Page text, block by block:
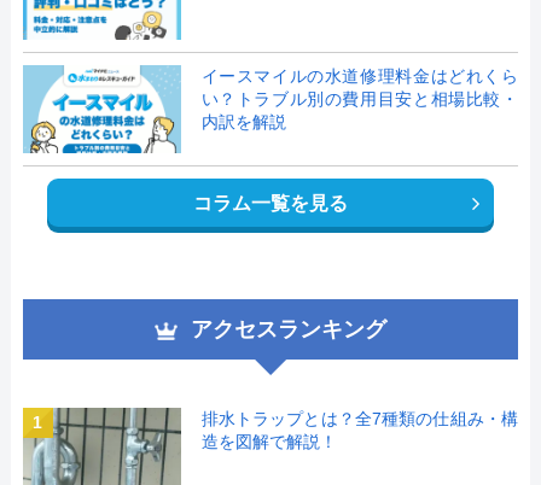
イースマイルの水道修理料金はどれくら
い？トラブル別の費用目安と相場比較・
内訳を解説
コラム一覧を見る
アクセスランキング
1
排水トラップとは？全7種類の仕組み・構
造を図解で解説！